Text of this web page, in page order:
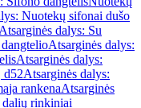
Nuotekų sifonai dušo
Atsarginės dalys: Su
Atsarginės dalys:
Atsarginės dalys:
d52Atsarginės dalys:
rankenaAtsarginės
rinkiniai